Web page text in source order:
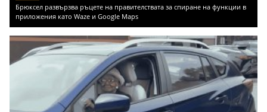
Брюксел развързва ръцете на правителствата за спиране на функции в
приложения като Waze и Google Maps